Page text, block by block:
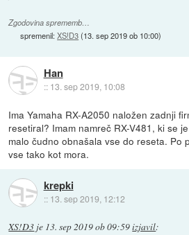
Zgodovina sprememb…
spremenil:XS!D3(13. sep 2019 ob 10:00)
Han
:: 13. sep 2019, 10:08
Ima Yamaha RX-A2050 naložen zadnji
resetiral? Imam namreč RX-V481, ki se
malo čudno obnašala vse do reseta. Po
vse tako kot mora.
krepki
:: 13. sep 2019, 12:12
XS!D3 je 13. sep 2019 ob 09:59izjavil: